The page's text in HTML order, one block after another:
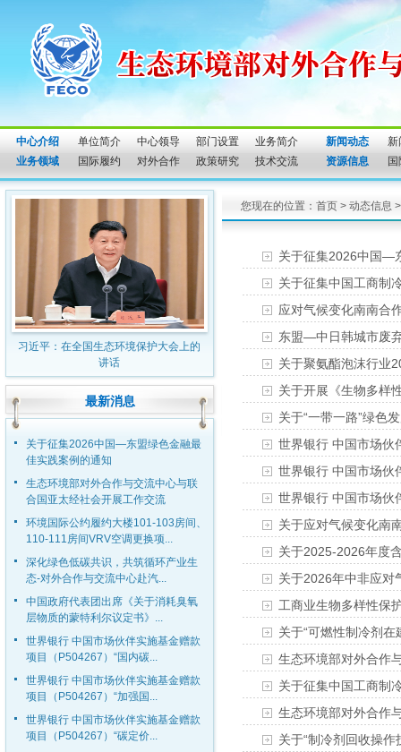
中心介绍 单位简介 中心领导 部门设置
业务简介
业务领域
国际履约 对外合作 政策研究 技术交流
新闻动态
新
资源信息
习近平：在全国生态环境保护大会上的
讲话
最新消息
关于征集2026中国—东盟绿色金融最
佳实践案例的通知
生态环境部对外合作与交流中心与联
合国亚太经社会开展工作交流
环境国际公约履约大楼101-103房间、
110-111房间VRV空调更换项...
深化绿色低碳共识，共筑循环产业生
态-对外合作与交流中心赴汽...
中国政府代表团出席《关于消耗臭氧
层物质的蒙特利尔议定书》...
世界银行 中国市场伙伴实施基金赠款
项目（P504267）“国内碳...
世界银行 中国市场伙伴实施基金赠款
项目（P504267）“加强国...
世界银行 中国市场伙伴实施基金赠款
项目（P504267）“碳定价...
您现在的位置： 首页 > 动态信息
关于征集2026中国—
关于征集中国工商制
应对气候变化南南合
东盟—中日韩城市废
关于聚氨酯泡沫行业
关于开展《生物多样
关于“一带一路”绿色
世界银行 中国市场伙
世界银行 中国市场伙
世界银行 中国市场伙
关于应对气候变化南
关于2025-2026年度
关于2026年中非应对
工商业生物多样性保
关于“可燃性制冷剂
生态环境部对外合作
关于征集中国工商制
生态环境部对外合作
关于“制冷剂回收操